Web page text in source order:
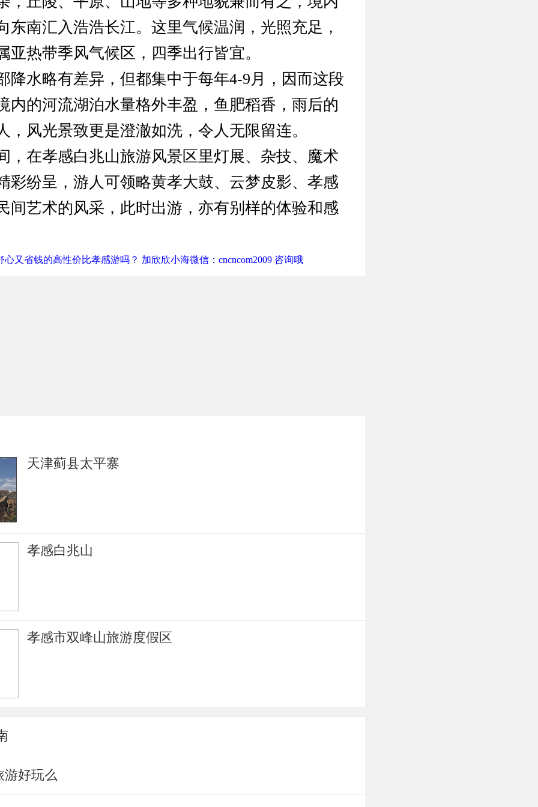
东南汇入浩浩长江。这里气候温润，光照充足，
亚热带季风气候区，四季出行皆宜。
降水略有差异，但都集中于每年4-9月，因而这段
内的河流湖泊水量格外丰盈，鱼肥稻香，雨后的
，风光景致更是澄澈如洗，令人无限留连。
，在孝感白兆山旅游风景区里灯展、杂技、魔术
彩纷呈，游人可领略黄孝大鼓、云梦皮影、孝感
间艺术的风采，此时出游，亦有别样的体验和感
心又省钱的高性价比孝感游吗？ 加欣欣小海微信：cncncom2009 咨询哦
天津蓟县太平寨
孝感白兆山
孝感市双峰山旅游度假区
游好玩么